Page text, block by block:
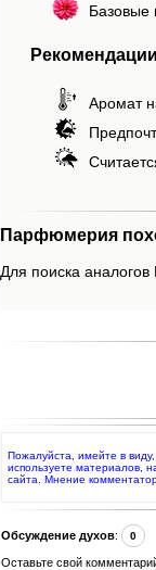
Базовые
Аромат
Парфюмерия
Для поиска
Пожалуйста, имейте в
используете материалов,
сайта. Мнение
Обсуждение духов: 0
Оставьте свой